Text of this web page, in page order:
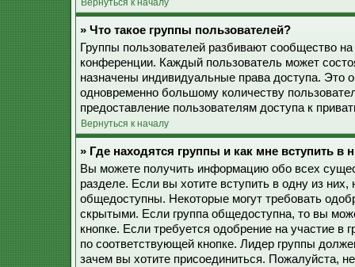
Вернуться к началу
» Что такое группы пользователей?
Группы пользователей разбивают сообщество
конференции. Каждый пользователь может
назначены индивидуальные права доступа. Это
одновременно большому количеству
предоставление пользователям доступа к
Вернуться к началу
» Где находятся группы и как мне вступить в
Вы можете получить информацию обо всех
разделе. Если вы хотите вступить в одну из
общедоступны. Некоторые могут требовать
скрытыми. Если группа общедоступна, то вы
кнопке. Если требуется одобрение на участие в
по соответствующей кнопке. Лидер группы
зачем вы хотите присоединиться. Пожалуйста,